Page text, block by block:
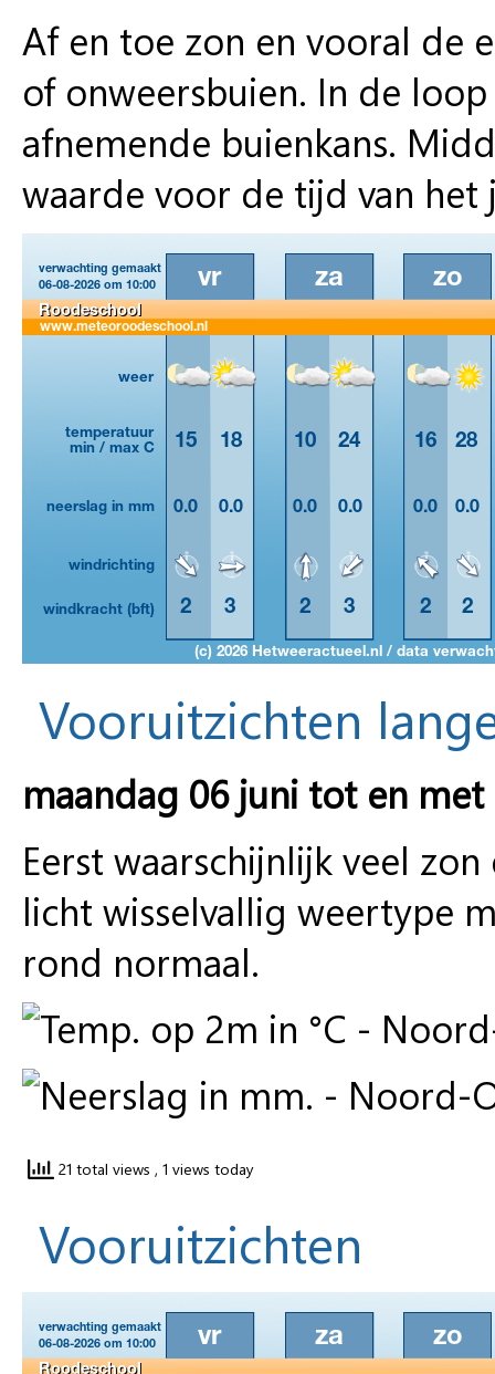
Af en toe zon en vooral de
of onweersbuien. In de
afnemende buienkans.
waarde voor de tijd van het
Vooruitzichten
maandag 06 juni tot en met
Eerst waarschijnlijk veel
licht wisselvallig weertype
rond normaal.
21 total views , 1 views today
Vooruitzichten